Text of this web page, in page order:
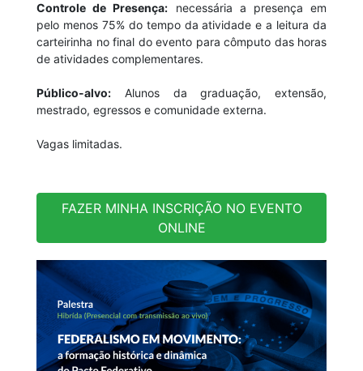
Controle de Presença: necessária a presença em
pelo menos 75% do tempo da atividade e a leitura da
carteirinha no final do evento para cômputo das horas
de atividades complementares.
Público-alvo: Alunos da graduação, extensão,
mestrado, egressos e comunidade externa.
Vagas limitadas.
FAZER MINHA INSCRIÇÃO NO EVENTO
ONLINE